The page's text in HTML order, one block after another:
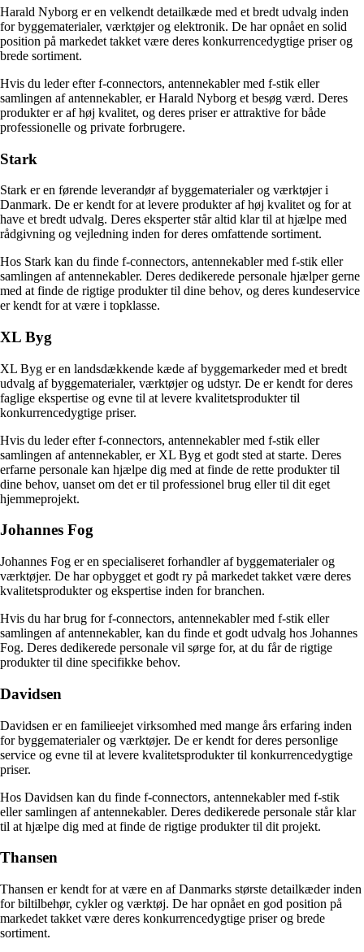
Harald Nyborg er en velkendt detailkæde med et bredt udvalg inden
for byggematerialer, værktøjer og elektronik. De har opnået en solid
position på markedet takket være deres konkurrencedygtige priser og
brede sortiment.
Hvis du leder efter f-connectors, antennekabler med f-stik eller
samlingen af antennekabler, er Harald Nyborg et besøg værd. Deres
produkter er af høj kvalitet, og deres priser er attraktive for både
professionelle og private forbrugere.
Stark
Stark er en førende leverandør af byggematerialer og værktøjer i
Danmark. De er kendt for at levere produkter af høj kvalitet og for at
have et bredt udvalg. Deres eksperter står altid klar til at hjælpe med
rådgivning og vejledning inden for deres omfattende sortiment.
Hos Stark kan du finde f-connectors, antennekabler med f-stik eller
samlingen af antennekabler. Deres dedikerede personale hjælper gerne
med at finde de rigtige produkter til dine behov, og deres kundeservice
er kendt for at være i topklasse.
XL Byg
XL Byg er en landsdækkende kæde af byggemarkeder med et bredt
udvalg af byggematerialer, værktøjer og udstyr. De er kendt for deres
faglige ekspertise og evne til at levere kvalitetsprodukter til
konkurrencedygtige priser.
Hvis du leder efter f-connectors, antennekabler med f-stik eller
samlingen af antennekabler, er XL Byg et godt sted at starte. Deres
erfarne personale kan hjælpe dig med at finde de rette produkter til
dine behov, uanset om det er til professionel brug eller til dit eget
hjemmeprojekt.
Johannes Fog
Johannes Fog er en specialiseret forhandler af byggematerialer og
værktøjer. De har opbygget et godt ry på markedet takket være deres
kvalitetsprodukter og ekspertise inden for branchen.
Hvis du har brug for f-connectors, antennekabler med f-stik eller
samlingen af antennekabler, kan du finde et godt udvalg hos Johannes
Fog. Deres dedikerede personale vil sørge for, at du får de rigtige
produkter til dine specifikke behov.
Davidsen
Davidsen er en familieejet virksomhed med mange års erfaring inden
for byggematerialer og værktøjer. De er kendt for deres personlige
service og evne til at levere kvalitetsprodukter til konkurrencedygtige
priser.
Hos Davidsen kan du finde f-connectors, antennekabler med f-stik
eller samlingen af antennekabler. Deres dedikerede personale står klar
til at hjælpe dig med at finde de rigtige produkter til dit projekt.
Thansen
Thansen er kendt for at være en af ​​Danmarks største detailkæder inden
for biltilbehør, cykler og værktøj. De har opnået en god position på
markedet takket være deres konkurrencedygtige priser og brede
sortiment.